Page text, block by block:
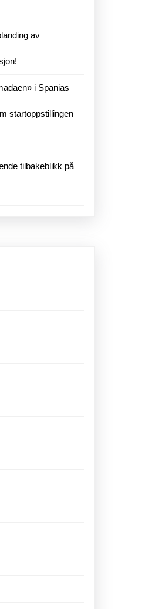
av
i Spanias
startoppstillingen
tilbakeblikk på